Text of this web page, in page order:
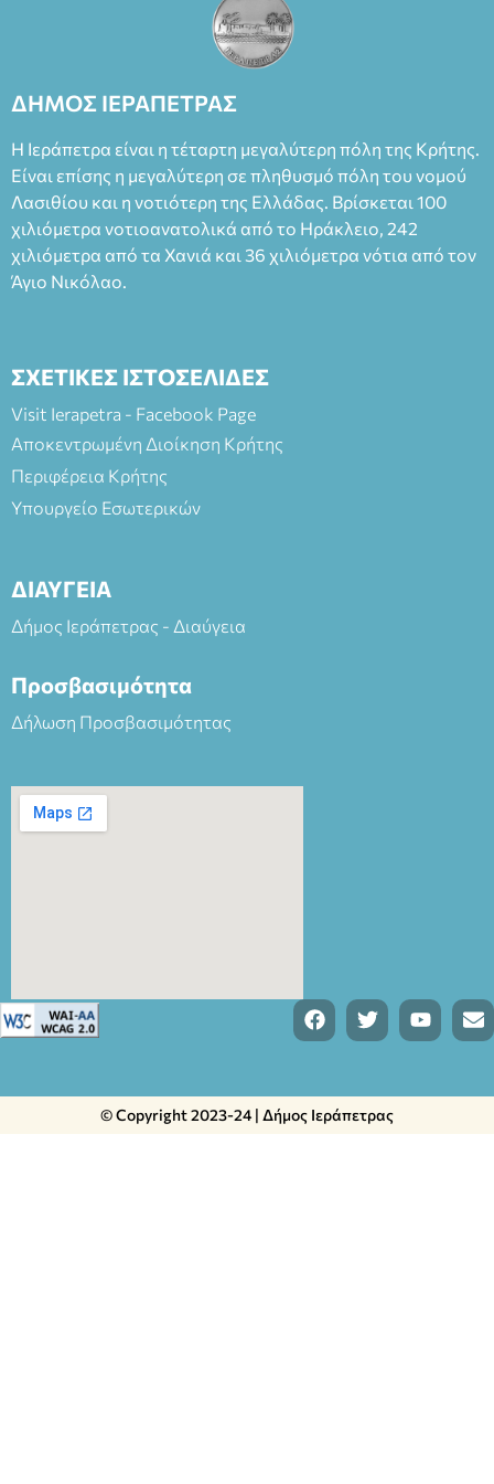
ΘΕΑΤΡΙΚΕΣ ΠΑΡΑΓΩΓΕΣ ΕΕ
ΔΗΜΟΣ ΙΕΡΑΠΕΤΡΑΣ
Η Ιεράπετρα είναι η τέταρτη μεγαλύτερη πόλη της Κρήτης.
Είναι επίσης η μεγαλύτερη σε πληθυσμό πόλη του νομού
Λασιθίου και η νοτιότερη της Ελλάδας. Βρίσκεται 100
χιλιόμετρα νοτιοανατολικά από το Ηράκλειο, 242
χιλιόμετρα από τα Χανιά και 36 χιλιόμετρα νότια από τον
Άγιο Νικόλαο.
ΣΧΕΤΙΚΕΣ ΙΣΤΟΣΕΛΙΔΕΣ
Visit Ierapetra - Facebook Page
Αποκεντρωμένη Διοίκηση Κρήτης
Περιφέρεια Κρήτης
Υπουργείο Εσωτερικών
ΔΙΑΥΓΕΙΑ
Δήμος Ιεράπετρας - Διαύγεια
Προσβασιμότητα
Δήλωση Προσβασιμότητας
© Copyright 2023-24 | Δήμος Ιεράπετρας